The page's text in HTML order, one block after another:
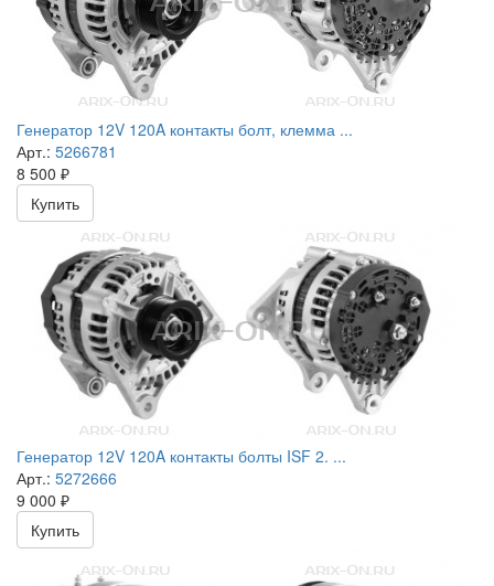
Генератор 12V 120A контакты болт, клемма ...
Арт.: 5266781
8 500 ₽
Купить
Генератор 12V 120A контакты болты ISF 2. ...
Арт.: 5272666
9 000 ₽
Купить